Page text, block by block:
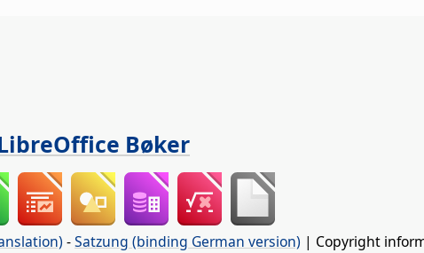
Bøker
-Satzung (binding German version) | Copyright